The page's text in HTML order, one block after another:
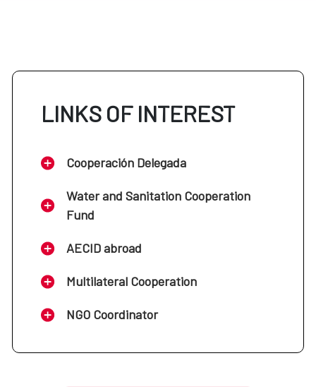
LINKS OF INTEREST
Cooperación Delegada
Water and Sanitation Cooperation
Fund
AECID abroad
Multilateral Cooperation
NGO Coordinator